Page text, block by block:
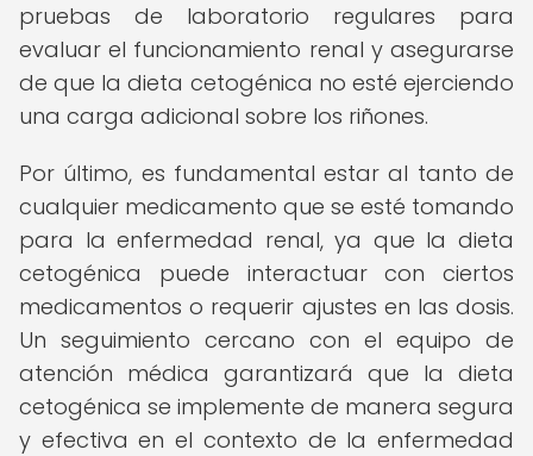
pruebas de laboratorio regulares para
evaluar el funcionamiento renal y asegurarse
de que la dieta cetogénica no esté ejerciendo
una carga adicional sobre los riñones.
Por último, es fundamental estar al tanto de
cualquier medicamento que se esté tomando
para la enfermedad renal, ya que la dieta
cetogénica puede interactuar con ciertos
medicamentos o requerir ajustes en las dosis.
Un seguimiento cercano con el equipo de
atención médica garantizará que la dieta
cetogénica se implemente de manera segura
y efectiva en el contexto de la enfermedad